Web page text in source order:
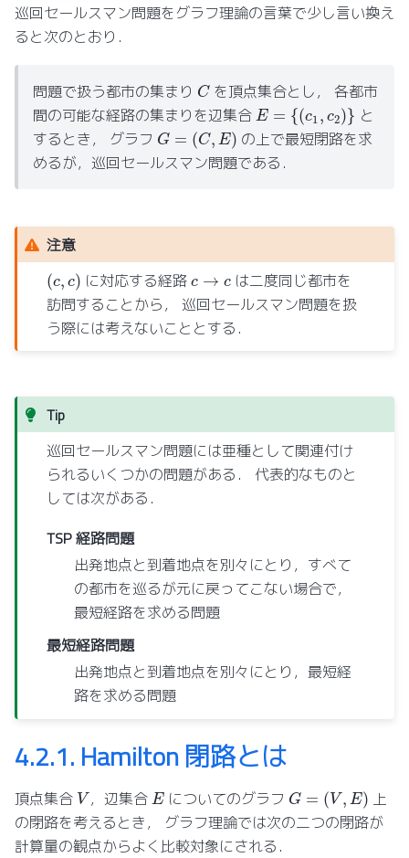
巡回セールスマン問題をグラフ理論の言葉で少し言い換え
ると次のとおり．
問題で扱う都市の集まり Cを頂点集合とし， 各都市
間の可能な経路の集まりを辺集合 E= {(c 1,c2 }
と
するとき， グラフ G=(C E)
の上で最短閉路を求
めるが，巡回セールスマン問題である．
注意
(c, ) に対応する経路c→c は二度同じ都市を
訪問することから， 巡回セールスマン問題を扱
う際には考えないこととする．
Tip
巡回セールスマン問題には亜種として関連付け
られるいくつかの問題がある． 代表的なものと
しては次がある．
TSP 経路問題
出発地点と到着地点を別々にとり，すべて
の都市を巡るが元に戻ってこない場合で，
最短経路を求める問題
最短経路問題
出発地点と到着地点を別々にとり，最短経
路を求める問題
4.2.1. Hamilton 閉路とは
頂点集合 V，辺集合 Eについてのグラフ G= E)
上
の閉路を考えるとき， グラフ理論では次の二つの閉路が
計算量の観点からよく比較対象にされる．